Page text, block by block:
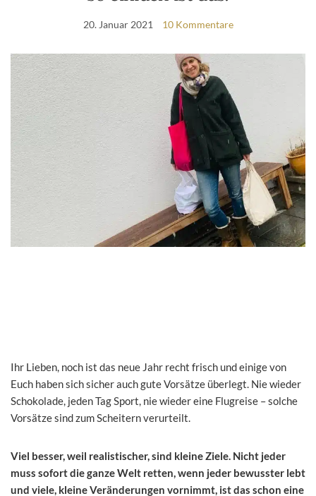
20. Januar 2021 10 Kommentare
Ihr Lieben, noch ist das neue Jahr recht frisch und einige von
Euch haben sich sicher auch gute Vorsätze überlegt. Nie wieder
Schokolade, jeden Tag Sport, nie wieder eine Flugreise – solche
Vorsätze sind zum Scheitern verurteilt.
Viel besser, weil realistischer, sind kleine Ziele. Nicht jeder
muss sofort die ganze Welt retten, wenn jeder bewusster lebt
und viele, kleine Veränderungen vornimmt, ist das schon eine